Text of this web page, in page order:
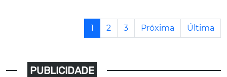
1 2 3 Próxima Última
PUBLICIDADE